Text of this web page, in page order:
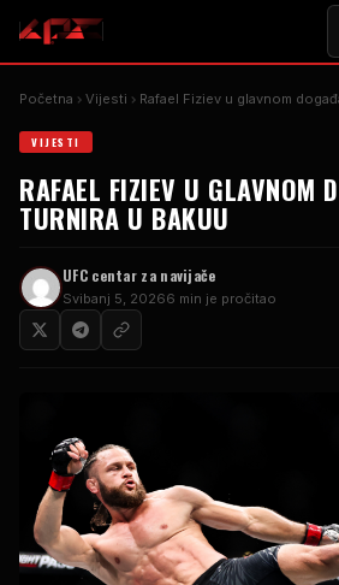
Početna Vijesti Rafael Fiziev u glavnom
VIJESTI
RAFAEL FIZIEV U GLAVNOM
TURNIRA U BAKUU
UFC centar za navijače
Svibanj 5, 20266 min je pročitao